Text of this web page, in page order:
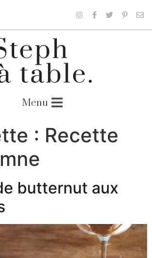
: Recette
butternut aux